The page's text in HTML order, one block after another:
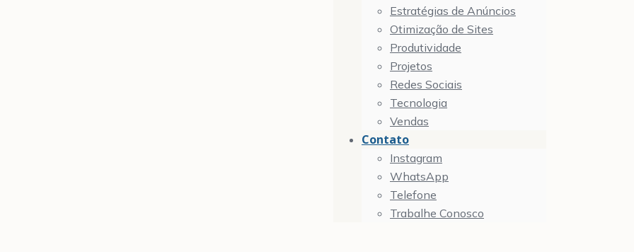
Estratégias de Anúncios
Otimização de Sites
Produtividade
Projetos
Redes Sociais
Tecnologia
Vendas
Contato
Instagram
WhatsApp
Telefone
Trabalhe Conosco